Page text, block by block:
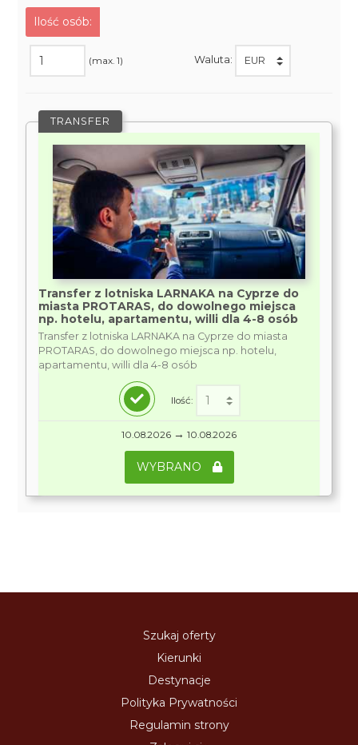
Ilość osób:
(max. 1) Waluta:
TRANSFER
Transfer z lotniska LARNAKA na Cyprze do
miasta PROTARAS, do dowolnego miejsca
np. hotelu, apartamentu, willi dla 4-8 osób
Transfer z lotniska LARNAKA na Cyprze do miasta
PROTARAS, do dowolnego miejsca np. hotelu,
apartamentu, willi dla 4-8 osób
Ilość:
10.08.2026 → 10.08.2026
WYBRANO
Szukaj oferty
Kierunki
Destynacje
Polityka Prywatności
Regulamin strony